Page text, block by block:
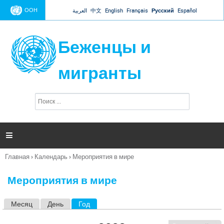
Jump to navigation
ООН العربية 中文 English Français Русский Español
Беженцы и
мигранты
п
и

Вы
Главная › Календарь › Мероприятия в мире
Мероприятия в мире
Месяц День Год